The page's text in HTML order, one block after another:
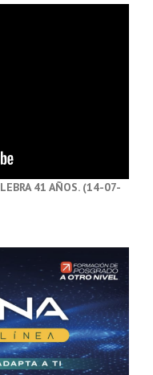
41 AÑOS. (14-07-